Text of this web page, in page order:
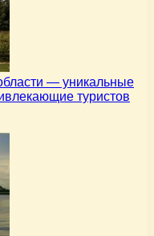
— уникальные
туристов